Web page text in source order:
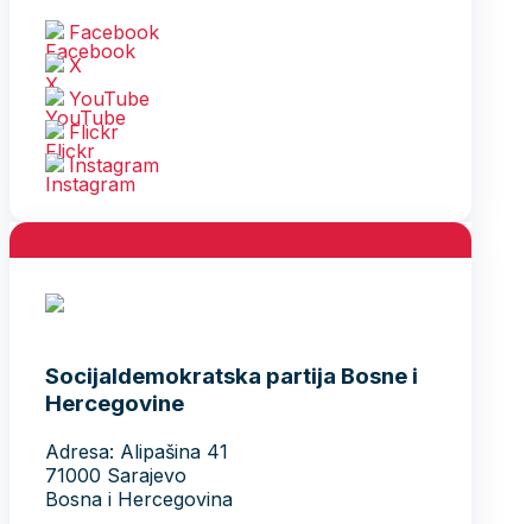
Facebook
X
YouTube
Flickr
Instagram
Socijaldemokratska partija Bosne i
Hercegovine
Adresa: Alipašina 41
71000 Sarajevo
Bosna i Hercegovina